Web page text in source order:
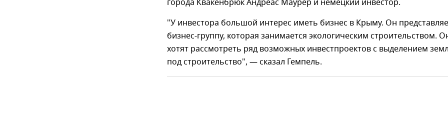
"У инвестора большой интерес иметь бизнес в Крыму. Он
бизнес-группу, которая занимается экологическим строительством.
хотят рассмотреть ряд возможных инвестпроектов с выделением
под строительство", — сказал Гемпель.